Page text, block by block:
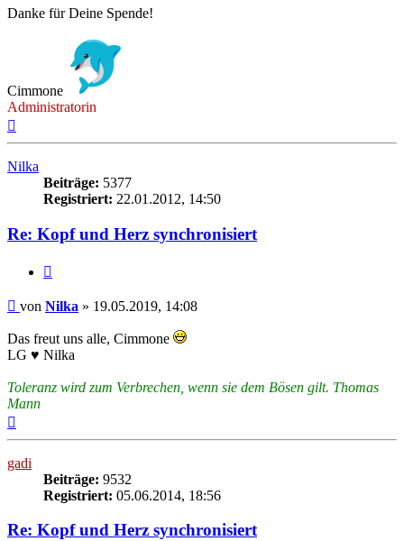
Danke für Deine Spende!
Cimmone
Administratorin
Nilka
Beiträge: 5377
Registriert: 22.01.2012, 14:50
Re: Kopf und Herz synchronisiert
Beitrag
von Nilka » 19.05.2019, 14:08
Das freut uns alle, Cimmone
LG ♥ Nilka
Toleranz wird zum Verbrechen, wenn sie dem Bösen gilt. Thomas
Mann
gadi
Beiträge: 9532
Registriert: 05.06.2014, 18:56
Re: Kopf und Herz synchronisiert